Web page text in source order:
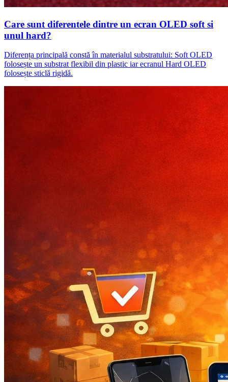
Care sunt diferentele dintre un ecran OLED soft si
unul hard?
Diferența principală constă în materialul substratului: Soft OLED
folosește un substrat flexibil din plastic iar ecranul Hard OLED
folosește sticlă rigidă.